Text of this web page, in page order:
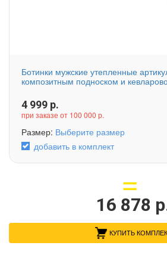
Ботинки мужские утепленные
композитным подноском и
4 999 р.
при заказе от 100 000 р.
Размер: Выберите размер
добавить в комплект
16 878
КУПИТЬ